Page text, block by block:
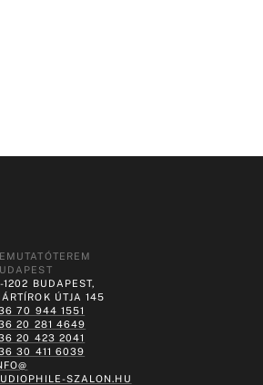
1202 BUDAPEST,
ÚTJA 145
70 944 1551
20 281 4649
20 423 2041
30 411 6039
SZALON.HU